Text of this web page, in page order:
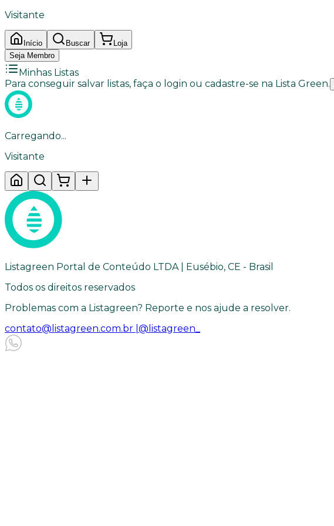
Visitante
Início Buscar
Loja
Seja Membro
Minhas Listas
Para conseguir salvar listas, faça o login ou cadastre-se na Lista Green.
Carregando...
Visitante
Listagreen Portal de Conteúdo LTDA | Eusébio, CE - Brasil
Todos os direitos reservados
Problemas com a Listagreen? Reporte e nos ajude a resolver.
contato@listagreen.com.br | @listagreen_